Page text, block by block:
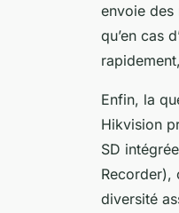
envoie des
qu’en cas
Enfin, la
Hikvision
SD
Recorder),
diversité